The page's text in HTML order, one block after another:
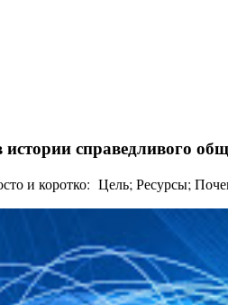
справедливого
и коротко: Цель; Ресурсы;